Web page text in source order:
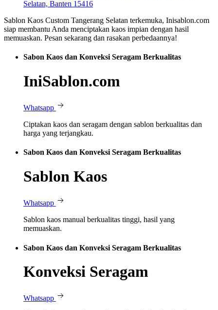
Selatan, Banten 15416
Sablon Kaos Custom Tangerang Selatan terkemuka, Inisablon.com
siap membantu Anda menciptakan kaos impian dengan hasil
memuaskan. Pesan sekarang dan rasakan perbedaannya!
Sabon Kaos dan Konveksi Seragam Berkualitas
IniSablon.com
Whatsapp
Ciptakan kaos dan seragam dengan sablon berkualitas dan
harga yang terjangkau.
Sabon Kaos dan Konveksi Seragam Berkualitas
Sablon Kaos
Whatsapp
Sablon kaos manual berkualitas tinggi, hasil yang
memuaskan.
Sabon Kaos dan Konveksi Seragam Berkualitas
Konveksi Seragam
Whatsapp